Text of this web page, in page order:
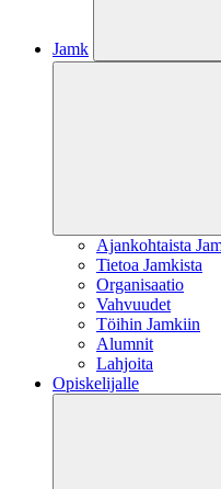
Jamk
Ajankohtaista
Tietoa Jamkista
Organisaatio
Vahvuudet
Töihin Jamkiin
Alumnit
Lahjoita
Opiskelijalle